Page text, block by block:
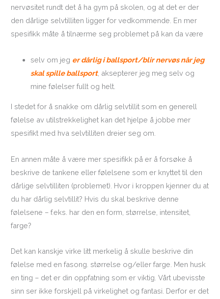
nervøsitet rundt det å ha gym på skolen, og at det er der
den dårlige selvtilliten ligger for vedkommende. En mer
spesifikk måte å tilnærme seg problemet på kan da være
selv om jeg er dårlig i ballsport/blir nervøs når jeg
skal spille ballsport, aksepterer jeg meg selv og
mine følelser fullt og helt.
I stedet for å snakke om dårlig selvtillit som en generell
følelse av utilstrekkelighet kan det hjelpe å jobbe mer
spesifikt med hva selvtilliten dreier seg om.
En annen måte å være mer spesifikk på er å forsøke å
beskrive de tankene eller følelsene som er knyttet til den
dårlige selvtilliten (problemet). Hvor i kroppen kjenner du at
du har dårlig selvtillit? Hvis du skal beskrive denne
følelsene – f.eks. har den en form, størrelse, intensitet,
farge?
Det kan kanskje virke litt merkelig å skulle beskrive din
følelse med en fasong. størrelse og/eller farge. Men husk
en ting – det er din oppfatning som er viktig. Vårt ubevisste
sinn ser ikke forskjell på virkelighet og fantasi. Derfor er det